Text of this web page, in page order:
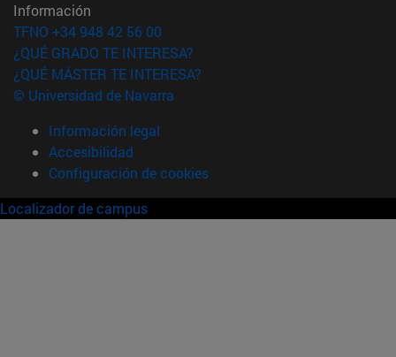
Información
TFNO +34 948 42 56 00
¿QUÉ GRADO TE INTERESA?
¿QUÉ MÁSTER TE INTERESA?
© Universidad de Navarra
Información legal
Accesibilidad
Configuración de cookies
Localizador de campus